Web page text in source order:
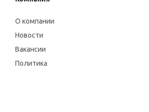
О компании
Новости
Вакансии
Политика